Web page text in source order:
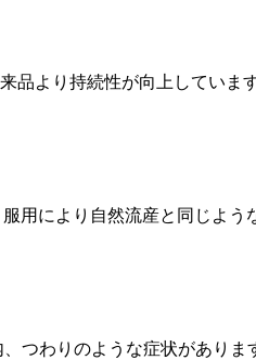
より持続性が向上していま
用により自然流産と同じよ
つわりのような症状があり